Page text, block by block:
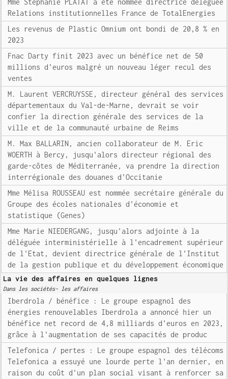
Mme Stéphanie PLATAT a été nommée directrice déléguée
Relations institutionnelles France de TotalEnergies
Les revenus de Plastic Omnium ont bondi de 20,8 % en
2023
Fnac Darty finit 2023 avec un bénéfice net de 50
millions d'euros malgré un nouveau léger recul des
ventes
M. Laurent VERCRUYSSE, directeur général des services
départementaux du Val-de-Marne, devrait se voir
confier la direction générale des services de la
ville et de la communauté urbaine de Reims
M. Max BALLARIN, ancien collaborateur de M. Eric
WOERTH à Bercy, jusqu'alors directeur régional des
garde-côtes de Méditerranée, va prendre la direction
interrégionale des douanes d'Occitanie
Mme Mélisa ROUSSEAU est nommée secrétaire générale du
Groupe des écoles nationales d'économie et
statistique (Genes)
Mme Marie NIEDERGANG, jusqu'alors adjointe à la
déléguée interministérielle à l'encadrement supérieur
de l'Etat, devient directrice générale de l'Institut
de la gestion publique et du développement économique
La vie des affaires en quelques lignes
Dans les sociétés- les affaires
Iberdrola / bénéfice : Le groupe espagnol des
énergies renouvelables Iberdrola a annoncé hier un
bénéfice net record de 4,8 milliards d'euros en 2023,
grâce à l'augmentation de ses capacités de produc
Telefonica / pertes : Le groupe espagnol des télécoms
Telefonica a essuyé une lourde perte l'an dernier, en
raison du coût d'un plan social visant à renforcer sa